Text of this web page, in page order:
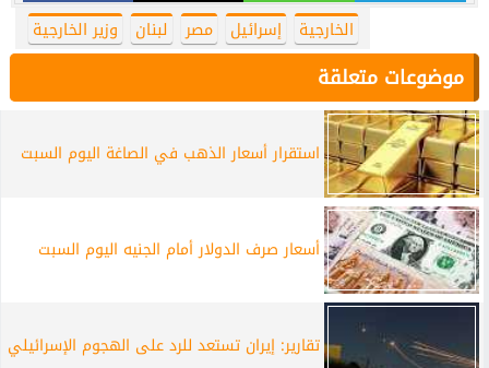
الخارجية إسرائيل مصر لبنان وزير الخارجية
موضوعات متعلقة
استقرار أسعار الذهب في الصاغة اليوم السبت
أسعار صرف الدولار أمام الجنيه اليوم السبت
تقارير: إيران تستعد للرد على الهجوم الإسرائيلي